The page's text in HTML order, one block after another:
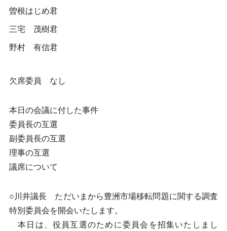
曽根はじめ君
三宅 茂樹君
野村 有信君
欠席委員 なし
本日の会議に付した事件
委員長の互選
副委員長の互選
理事の互選
議席について
○川井議長 ただいまから豊洲市場移転問題に関する調査
特別委員会を開会いたします。
本日は、役員互選のために委員会を招集いたしまし